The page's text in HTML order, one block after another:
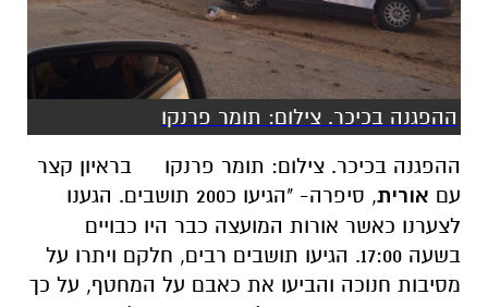
ההפגנה בכיכר. צילום: תומר פרנקו
ההפגנה בכיכר. צילום: תומר פרנקו
בראיון קצר
עם אורית
, סיפרה- "הגיעו כ200 תושבים. הגענו
לצערנו כאשר אורות המועצה כבר היו כבויים
בשעה 17:00. הגיעו תושבים רבים, חלקם ויתרו על
מסיבות חנוכה והביעו את כאבם על המחטף, על כך